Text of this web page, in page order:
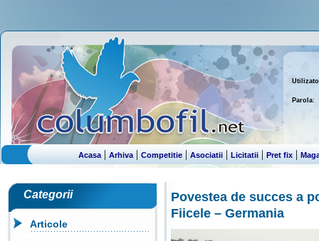
Parola:
Acasa| Arhiva|Competitie| Asociatii | Licitatii |Pret fix |
Categorii
Articole
Povestea de succes a
Fiicele – Germania